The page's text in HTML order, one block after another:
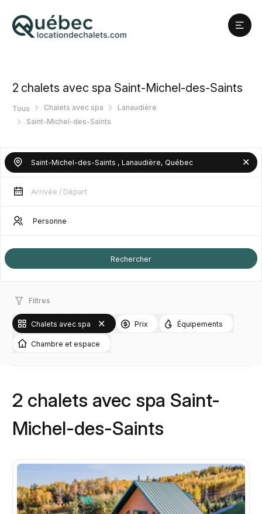
2 chalets avec spa Saint-Michel-des-Saints
Tous Chalets avec spa
Lanaudière
Saint-Michel-des-Saints
Filtres
Chalets avec spa Prix Équipements
Chambre et espace
2 chalets avec spa Saint-
Michel-des-Saints